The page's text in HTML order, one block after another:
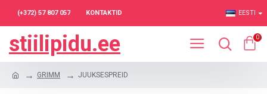
(+372) 57 807 057 KONTAKTID EESTI
stiilipidu.ee 0
GRIMM JUUKSESPREID